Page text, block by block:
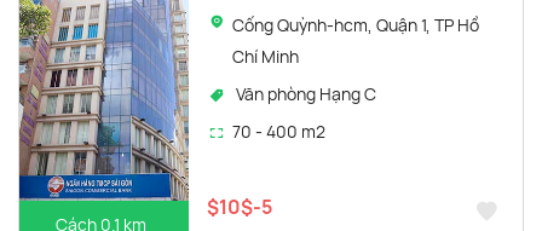
Cách 0.1 km
Cống Quỳnh-hcm, Quận 1, TP Hồ
Chí Minh
Văn phòng Hạng C
70 - 400 m2
$10$-5